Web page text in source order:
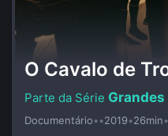
O Cavalo de
Documentário••2019•26min•